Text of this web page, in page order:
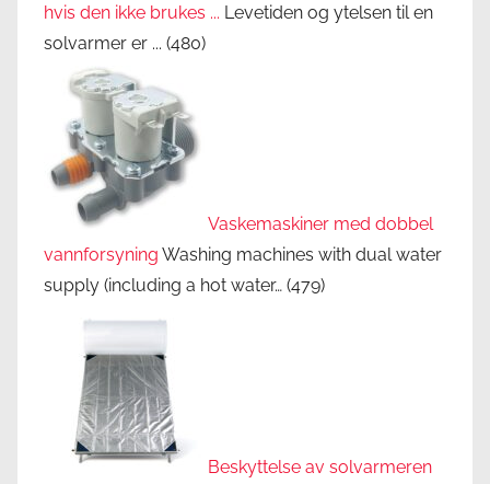
hvis den ikke brukes ... Levetiden og ytelsen til en
solvarmer er ... (480)
Vaskemaskiner med dobbel
vannforsyning Washing machines with dual water
supply (including a hot water… (479)
Beskyttelse av solvarmeren